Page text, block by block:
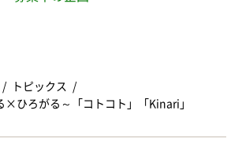
トピックス
×ひろがる～「コトコト」「Kinari」